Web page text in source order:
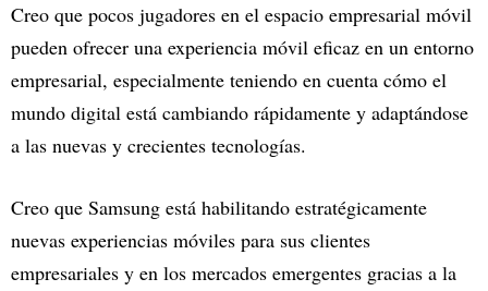
Creo que pocos jugadores en el espacio empresarial móvil
pueden ofrecer una experiencia móvil eficaz en un entorno
empresarial, especialmente teniendo en cuenta cómo el
mundo digital está cambiando rápidamente y adaptándose
a las nuevas y crecientes tecnologías.
Creo que Samsung está habilitando estratégicamente
nuevas experiencias móviles para sus clientes
empresariales y en los mercados emergentes gracias a la